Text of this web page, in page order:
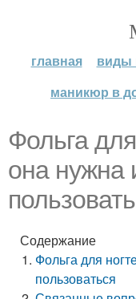
главная виды
маникюр в
Фольга
она нужна
Содержание
Фольга для
пользоваться